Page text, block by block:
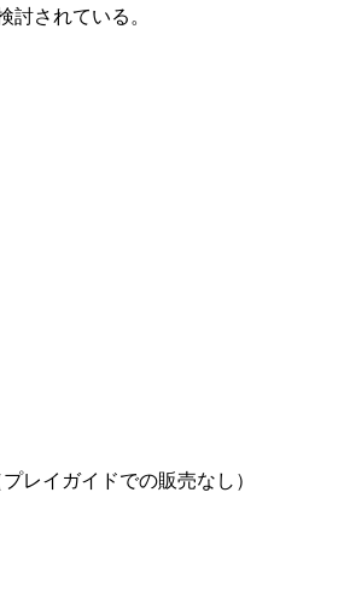
討されている。
レイガイドでの販売なし）